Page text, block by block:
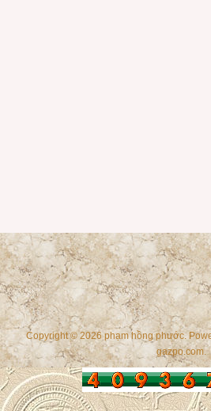
Copyright © 2026 phạm hồng phước.
gazpo.com.